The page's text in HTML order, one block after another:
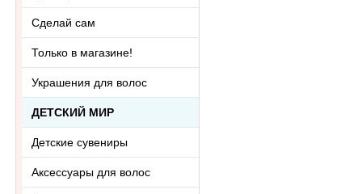
Сделай сам
Только в магазине!
Украшения для волос
ДЕТСКИЙ МИР
Детские сувениры
Аксессуары для волос